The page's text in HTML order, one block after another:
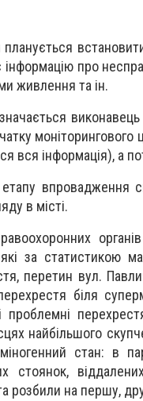
про
живлення та ін.
вся інформація), а
впровадження
в місті.
за статистикою
перетин вул.
біля
проблемні
найбільшого
стан: в
стоянок,
розбили на першу,